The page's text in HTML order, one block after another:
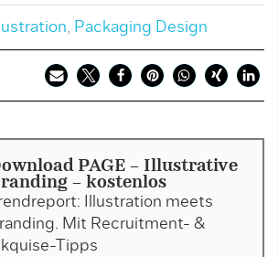
, Packaging Design
PAGE - Illustrative
- kostenlos
Illustration meets
Mit Recruitment- &
Tipps